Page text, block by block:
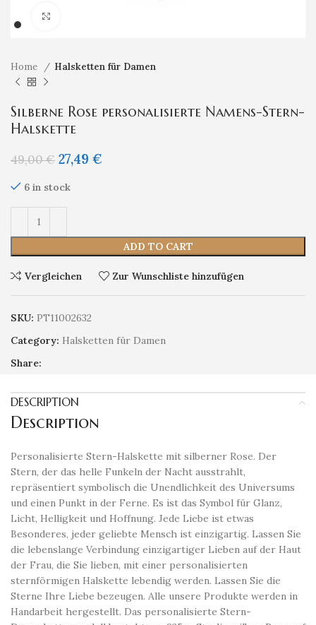
Home Halsketten für Damen
Silberne Rose personalisierte Namens-Stern-
Halskette
49,00€ 27,49 €
6 in stock
ADD TO CART
Vergleichen Zur Wunschliste hinzufügen
SKU: PT11002632
Category: Halsketten für Damen
Share:
DESCRIPTION
Description
Personalisierte Stern-Halskette mit silberner Rose. Der
Stern, der das helle Funkeln der Nacht ausstrahlt,
repräsentiert symbolisch die Unendlichkeit des Universums
und einen Punkt in der Ferne. Es ist das Symbol für Glanz,
Licht, Helligkeit und Hoffnung. Jede Liebe ist etwas
Besonderes, jeder geliebte Mensch ist einzigartig. Lassen Sie
die lebenslange Verbindung einzigartiger Lieben auf der Haut
der Frau, die Sie lieben, mit einer personalisierten
sternförmigen Halskette lebendig werden. Lassen Sie die
Sterne Ihre Liebe bezeugen. Alle unsere Produkte werden in
Handarbeit hergestellt. Das personalisierte Stern-